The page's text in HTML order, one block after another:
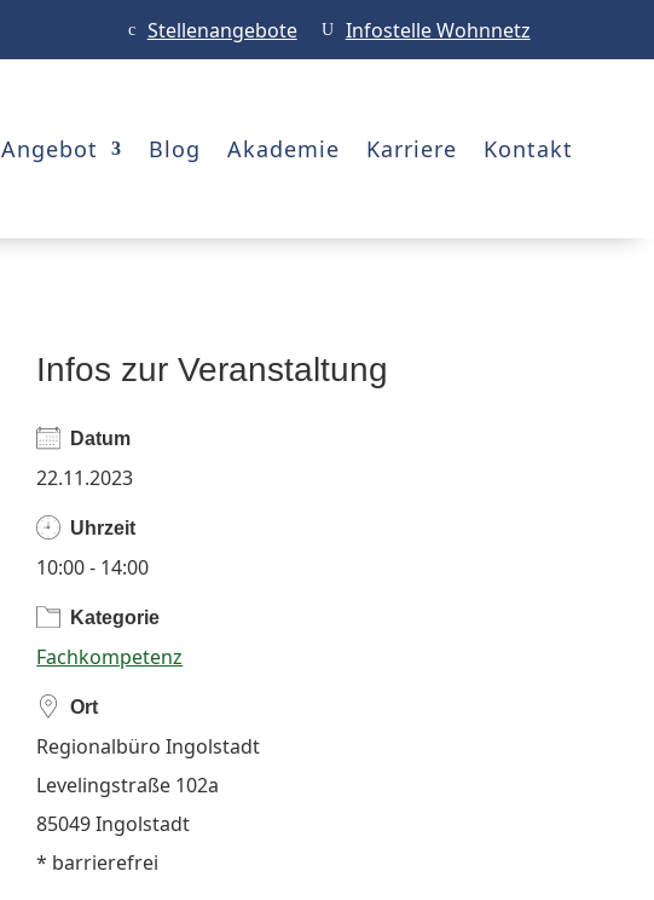
c Stellenangebote U Infostelle Wohnnetz
Angebot Blog Akademie Karriere Kontakt
Infos zur Veranstaltung
Datum
22.11.2023
Uhrzeit
10:00 - 14:00
Kategorie
Fachkompetenz
Ort
Regionalbüro Ingolstadt
Levelingstraße 102a
85049 Ingolstadt
* barrierefrei